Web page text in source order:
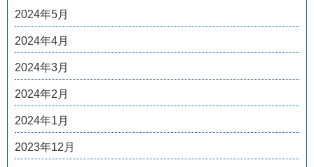
2024年5月
2024年4月
2024年3月
2024年2月
2024年1月
2023年12月